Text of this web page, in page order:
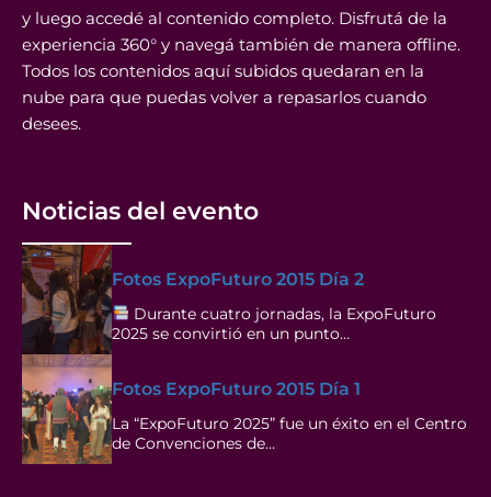
y luego accedé al contenido completo. Disfrutá de la
experiencia 360° y navegá también de manera offline.
Todos los contenidos aquí subidos quedaran en la
nube para que puedas volver a repasarlos cuando
desees.
Noticias del evento
Fotos ExpoFuturo 2015 Día 2
Durante cuatro jornadas, la ExpoFuturo
2025 se convirtió en un punto…
Fotos ExpoFuturo 2015 Día 1
La “ExpoFuturo 2025” fue un éxito en el Centro
de Convenciones de…